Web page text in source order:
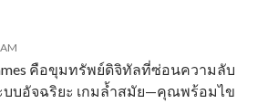
คือขุมทรัพย์ดิจิทัลที่ซ่อนความลับ
บบอัจฉริยะ เกมล้ำสมัย—คุณพร้อมไข